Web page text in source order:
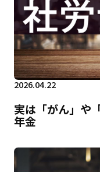
2026.04.22
実は「がん」や
年金